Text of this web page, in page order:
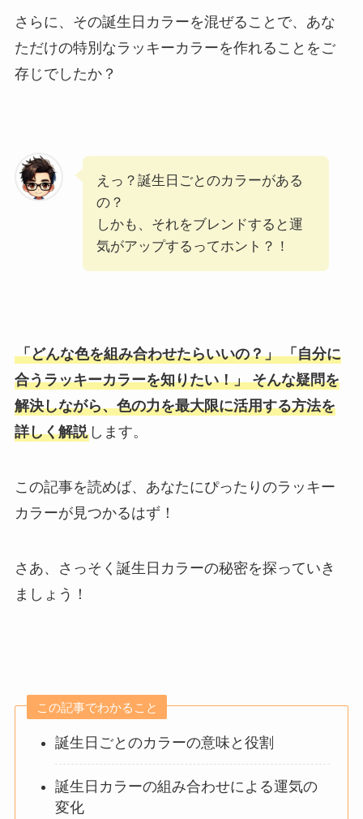
さらに、その誕生日カラーを混ぜることで、あな
ただけの特別なラッキーカラーを作れることをご
存じでしたか？
えっ？誕生日ごとのカラーがある
の？
しかも、それをブレンドすると運
気がアップするってホント？！
「どんな色を組み合わせたらいいの？」 「自分に
合うラッキーカラーを知りたい！」 そんな疑問を
解決しながら、色の力を最大限に活用する方法を
詳しく解説します。
この記事を読めば、あなたにぴったりのラッキー
カラーが見つかるはず！
さあ、さっそく誕生日カラーの秘密を探っていき
ましょう！
この記事でわかること
誕生日ごとのカラーの意味と役割
誕生日カラーの組み合わせによる運気の
変化